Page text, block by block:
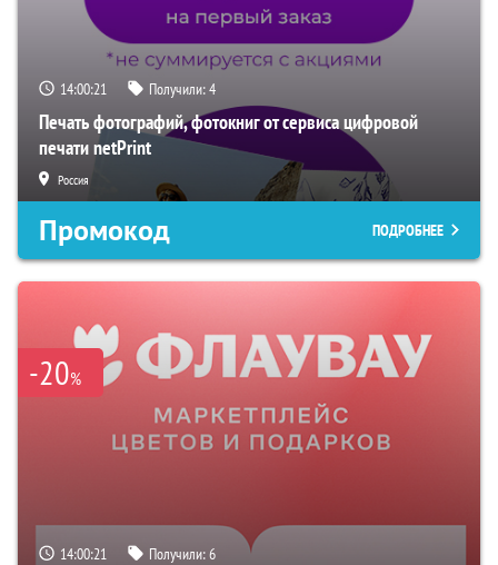
14:00:20 Получили:4
Печать фотографий, фотокниг от сервиса цифровой
печати netPrint
Россия
Промокод ПОДРОБНЕЕ
-20%
14:00:20 Получили:6